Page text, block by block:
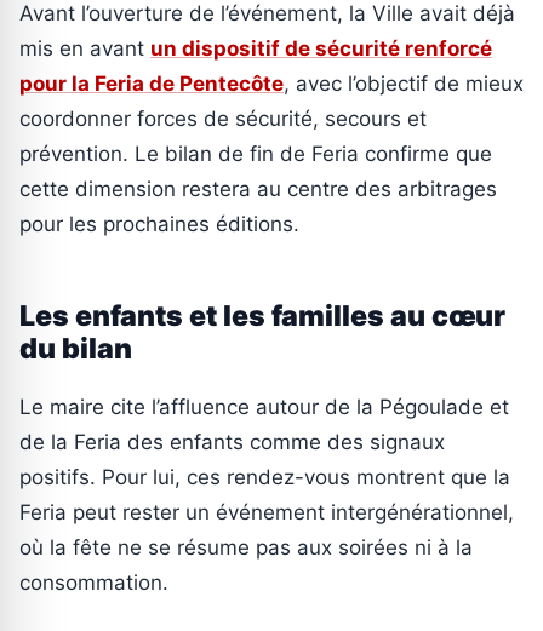
Avant l’ouverture de l’événement, la Ville avait déjà
mis en avant un dispositif de sécurité renforcé
pour la Feria de Pentecôte, avec l’objectif de mieux
coordonner forces de sécurité, secours et
prévention. Le bilan de fin de Feria confirme que
cette dimension restera au centre des arbitrages
pour les prochaines éditions.
Les enfants et les familles au cœur
du bilan
Le maire cite l’affluence autour de la Pégoulade et
de la Feria des enfants comme des signaux
positifs. Pour lui, ces rendez-vous montrent que la
Feria peut rester un événement intergénérationnel,
où la fête ne se résume pas aux soirées ni à la
consommation.